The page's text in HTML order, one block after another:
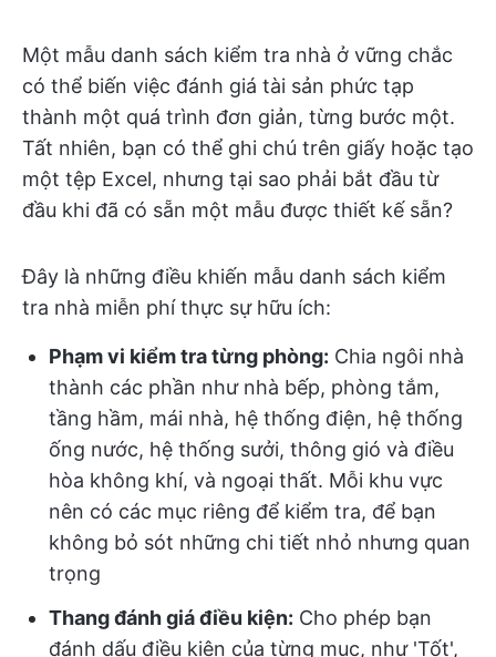
Một mẫu danh sách kiểm tra nhà ở vững chắc
có thể biến việc đánh giá tài sản phức tạp
thành một quá trình đơn giản, từng bước một.
Tất nhiên, bạn có thể ghi chú trên giấy hoặc tạo
một tệp Excel, nhưng tại sao phải bắt đầu từ
đầu khi đã có sẵn một mẫu được thiết kế sẵn?
Đây là những điều khiến mẫu danh sách kiểm
tra nhà miễn phí thực sự hữu ích:
Phạm vi kiểm tra từng phòng: Chia ngôi nhà
thành các phần như nhà bếp, phòng tắm,
tầng hầm, mái nhà, hệ thống điện, hệ thống
ống nước, hệ thống sưởi, thông gió và điều
hòa không khí, và ngoại thất. Mỗi khu vực
nên có các mục riêng để kiểm tra, để bạn
không bỏ sót những chi tiết nhỏ nhưng quan
trọng
Thang đánh giá điều kiện: Cho phép bạn
đánh dấu điều kiện của từng mục, như 'Tốt',